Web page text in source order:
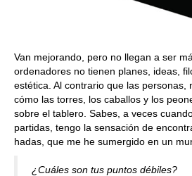
Van mejorando, pero no llegan a ser
ordenadores no tienen planes, ideas,
estética. Al contrario que las personas,
cómo las torres, los caballos y los
sobre el tablero. Sabes, a veces
partidas, tengo la sensación de
hadas, que me he sumergido en un
¿Cuáles son tus puntos débiles?